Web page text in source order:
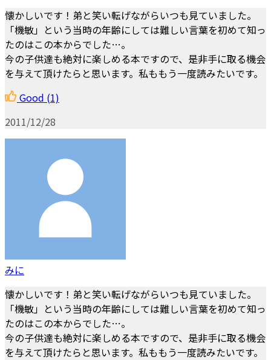
懐かしいです！弟と笑い転げながらいつも見ていました。
「機敏」という当時の年齢にしては難しい言葉を初めて知っ
たのはこの本からでした…。
今の子供達も絶対に楽しめる本ですので、是非手に取る機会
を与えて頂けたらと思います。私ももう一度読みたいです。
Good (1)
2011/12/28
みに
懐かしいです！弟と笑い転げながらいつも見ていました。
「機敏」という当時の年齢にしては難しい言葉を初めて知っ
たのはこの本からでした…。
今の子供達も絶対に楽しめる本ですので、是非手に取る機会
を与えて頂けたらと思います。私ももう一度読みたいです。